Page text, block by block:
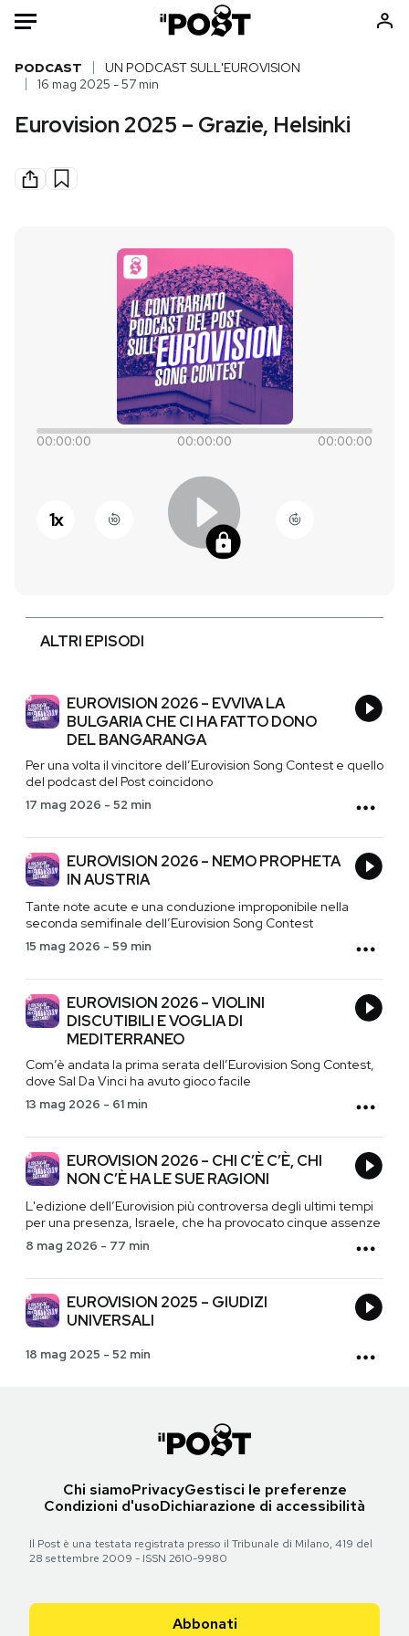
Auto
Mondo
Ok Boomer!
Media
Europa
Altrecose
Mondiali calcio 2026
PODCAST
AREA PERSONALE
Entra
PODCAST
UN PODCAST SULL'EUROVISION
16 mag 2025 - 57 min
Eurovision 2025 – Grazie, Helsinki
00:00:00 00:00:00 00:00:00
1x
ALTRI EPISODI
EUROVISION 2026 – EVVIVA LA
BULGARIA CHE CI HA FATTO DONO
DEL BANGARANGA
Per una volta il vincitore dell’Eurovision Song Contest e quello
del podcast del Post coincidono
17 mag 2026 - 52 min
EUROVISION 2026 – NEMO PROPHETA
IN AUSTRIA
Tante note acute e una conduzione improponibile nella
seconda semifinale dell’Eurovision Song Contest
15 mag 2026 - 59 min
EUROVISION 2026 – VIOLINI
DISCUTIBILI E VOGLIA DI
MEDITERRANEO
Com’è andata la prima serata dell’Eurovision Song Contest,
dove Sal Da Vinci ha avuto gioco facile
13 mag 2026 - 61 min
EUROVISION 2026 – CHI C’È C’È, CHI
NON C’È HA LE SUE RAGIONI
L'edizione dell’Eurovision più controversa degli ultimi tempi
per una presenza, Israele, che ha provocato cinque assenze
8 mag 2026 - 77 min
EUROVISION 2025 – GIUDIZI
UNIVERSALI
18 mag 2025 - 52 min
Chi siamoPrivacyGestisci le preferenze
Condizioni d'usoDichiarazione di accessibilità
Il Post è una testata registrata presso il Tribunale di Milano, 419 del
28 settembre 2009 - ISSN 2610-9980
Abbonati